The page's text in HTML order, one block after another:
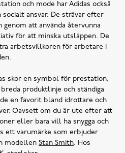
och mode har Adidas också
ansvar. De strävar efter
att använda återvunna
för att minska utsläppen. De
arbetsvillkoren för arbetare i
skor en symbol för prestation,
produktlinje och ständiga
en favorit bland idrottare och
Oavsett om du är ute efter att
eller bara vill ha snygga och
ett varumärke som erbjuder
modellen Stan Smith. Hos